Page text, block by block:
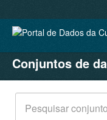
CONJUNTOS DE
ORGANIZAÇÕES
GRUPOS
Conjuntos de